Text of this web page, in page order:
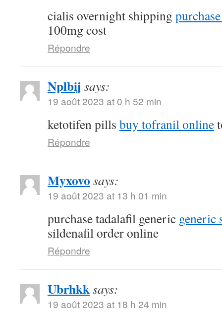
cialis overnight shipping
100mg cost
Répondre
Nplbij says:
19 août 2023 at 0 h 52 min
ketotifen pills buy tofranil online
Répondre
Myxovo says:
19 août 2023 at 13 h 01 min
purchase tadalafil generic generic
sildenafil order online
Répondre
Ubrhkksays:
19 août 2023 at 18 h 24 min